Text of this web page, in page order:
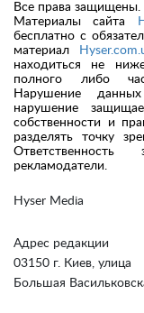
Hyser Media
Адрес редакции
03150 г. Киев, улица
Большая
Все права защищены.
Материалы сайта
бесплатно с
материал
находиться не
полного либо
Нарушение
нарушение
собственности и
разделять точку
рекламодатели.